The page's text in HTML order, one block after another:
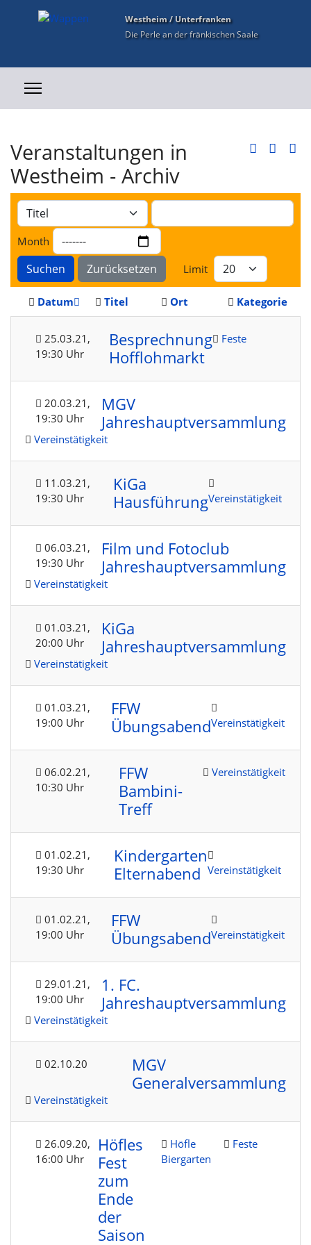
Westheim / Unterfranken
Die Perle an der fränkischen Saale
Veranstaltungen in
Westheim - Archiv
Month
Suchen Zurücksetzen Limit
Datum Titel Ort Kategorie
25.03.21 ,
19:30 Uhr
Besprechnung
Hofflohmarkt
Feste
20.03.21 ,
19:30 Uhr
MGV
Jahreshauptversammlung
Vereinstätigkeit
11.03.21 ,
19:30 Uhr
KiGa
HausführungVereinstätigkeit
06.03.21 ,
19:30 Uhr
Film und Fotoclub
Jahreshauptversammlung
Vereinstätigkeit
01.03.21 ,
20:00 Uhr
KiGa
Jahreshauptversammlung
Vereinstätigkeit
01.03.21 ,
19:00 Uhr
FFW
ÜbungsabendVereinstätigkeit
06.02.21 ,
10:30 Uhr
FFW
Bambini-
Treff
Vereinstätigkeit
01.02.21 ,
19:30 Uhr
Kindergarten
Elternabend Vereinstätigkeit
01.02.21 ,
19:00 Uhr
FFW
ÜbungsabendVereinstätigkeit
29.01.21 ,
19:00 Uhr
1. FC.
Jahreshauptversammlung
Vereinstätigkeit
02.10.20
MGV
Generalversammlung
Vereinstätigkeit
26.09.20,
16:00 Uhr
Höfles
Fest
zum
Ende
der
Saison
Höfle
Biergarten
Feste